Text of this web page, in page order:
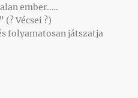
ember…..
(? Vécsei ?)
folyamatosan játszatja